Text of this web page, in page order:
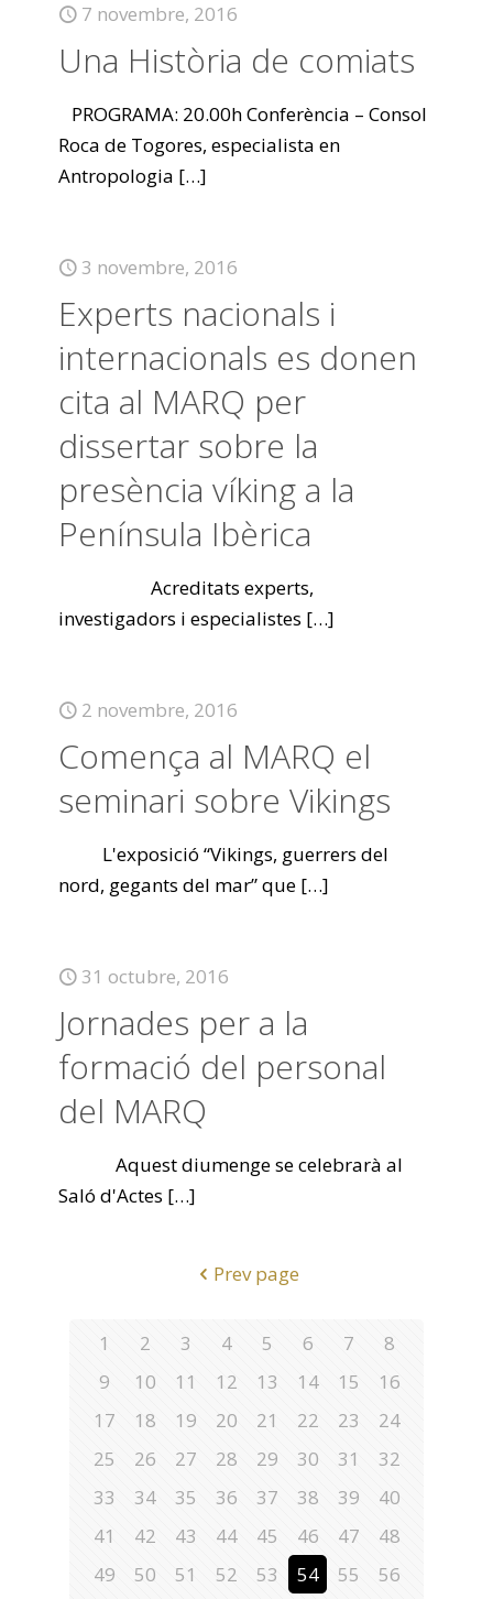
7 novembre, 2016
Una Història de comiats
PROGRAMA: 20.00h Conferència – Consol
Roca de Togores, especialista en
Antropologia […]
3 novembre, 2016
Experts nacionals i
internacionals es donen
cita al MARQ per
dissertar sobre la
presència víking a la
Península Ibèrica
Acreditats experts,
investigadors i especialistes […]
2 novembre, 2016
Comença al MARQ el
seminari sobre Vikings
L'exposició “Vikings, guerrers del
nord, gegants del mar” que […]
31 octubre, 2016
Jornades per a la
formació del personal
del MARQ
Aquest diumenge se celebrarà al
Saló d'Actes […]
Prev page
1 2 3 4 5 6 7
8
9
10 11 12 13 14 15
16
17
18 19 20 21 22 23
24
25
26 27 28 29 30 31
32
33
34 35 36 37 38 39
40
41
42 43 44 45 46 47
48
49
50 51 52 53 54 55
56